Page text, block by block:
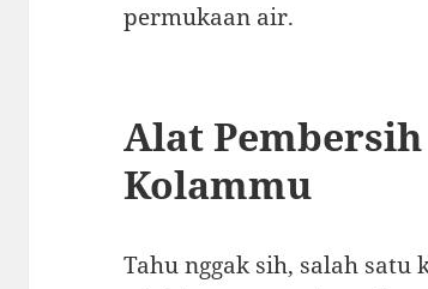
permukaan air.
Alat
Kolammu
Tahu nggak sih, salah